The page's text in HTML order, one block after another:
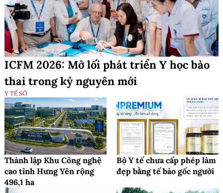
ICFM 2026: Mở lối phát triển Y học bào
thai trong kỷ nguyên mới
Y TẾ SỐ
Thành lập Khu Công nghệ
cao tỉnh Hưng Yên rộng
496,1 ha
Bộ Y tế chưa cấp phép làm
đẹp bằng tế bào gốc người